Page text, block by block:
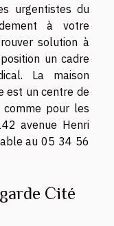
urgentistes du
à votre
solution à
un cadre
La maison
est un centre de
comme pour les
avenue Henri
au 05 34 56
Cité